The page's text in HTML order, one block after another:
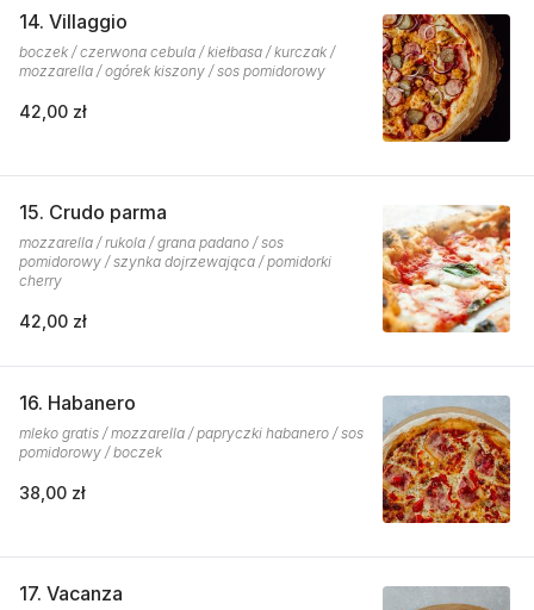
14. Villaggio
boczek / czerwona cebula / kiełbasa / kurczak /
mozzarella / ogórek kiszony / sos pomidorowy
42,00 zł
15. Crudo parma
mozzarella / rukola / grana padano / sos
pomidorowy / szynka dojrzewająca / pomidorki
cherry
42,00 zł
16. Habanero
mleko gratis / mozzarella / papryczki habanero / sos
pomidorowy / boczek
38,00 zł
17. Vacanza